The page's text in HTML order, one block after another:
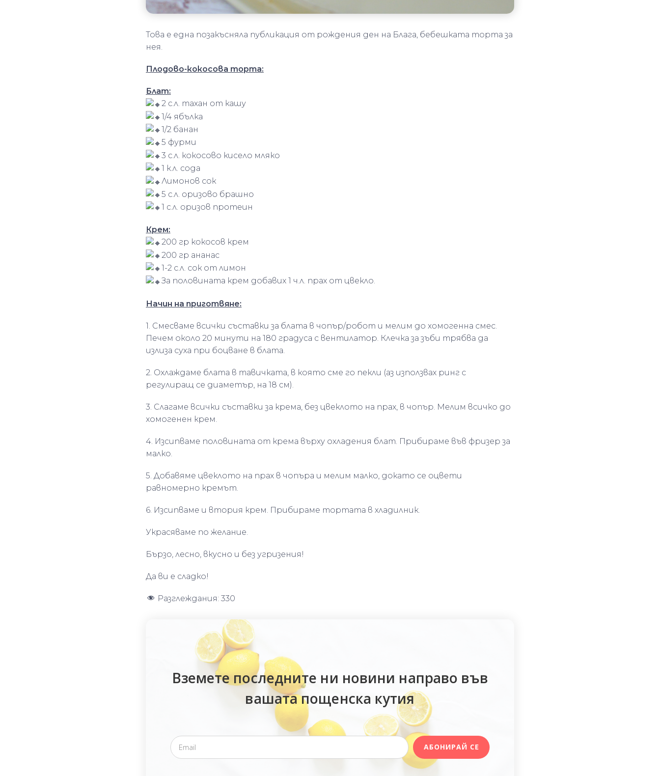
Това е една позакъсняла публикация от рождения ден на Блага, бебешката торта за
нея.
Плодово-кокосова торта:
Блат:
2 с.л. тахан от кашу
1/4 ябълка
1/2 банан
5 фурми
3 с.л. кокосово кисело мляко
1 к.л. сода
Лимонов сок
5 с.л. оризово брашно
1 с.л. оризов протеин
Крем:
200 гр кокосов крем
200 гр ананас
1-2 с.л. сок от лимон
За половината крем добавих 1 ч.л. прах от цвекло.
Начин на приготвяне:
1. Смесваме всички съставки за блата в чопър/робот и мелим до хомогенна смес.
Печем около 20 минути на 180 градуса с вентилатор. Клечка за зъби трябва да
излиза суха при боцване в блата.
2. Охлаждаме блата в тавичката, в която сме го пекли (аз използвах ринг с
регулиращ се диаметър, на 18 см).
3. Слагаме всички съставки за крема, без цвеклото на прах, в чопър. Мелим всичко до
хомогенен крем.
4. Изсипваме половината от крема върху охладения блат. Прибираме във фризер за
малко.
5. Добавяме цвеклото на прах в чопъра и мелим малко, докато се оцвети
равномерно кремът.
6. Изсипваме и втория крем. Прибираме тортата в хладилник.
Украсяваме по желание.
Бързо, лесно, вкусно и без угризения!
Да ви е сладко!
Разглеждания: 330
Вземете последните ни новини направо във
вашата пощенска кутия
АБОНИРАЙ СЕ